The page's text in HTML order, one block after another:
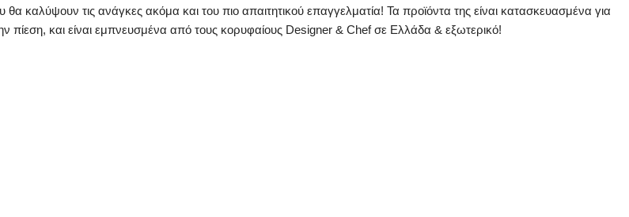
καλύψουν τις ανάγκες ακόμα και του πιο απαιτητικού επαγγελματία! Τα προϊόντα της είναι κατασκευασμένα για
πίεση, και είναι εμπνευσμένα από τους κορυφαίους Designer & Chef σε Ελλάδα & εξωτερικό!